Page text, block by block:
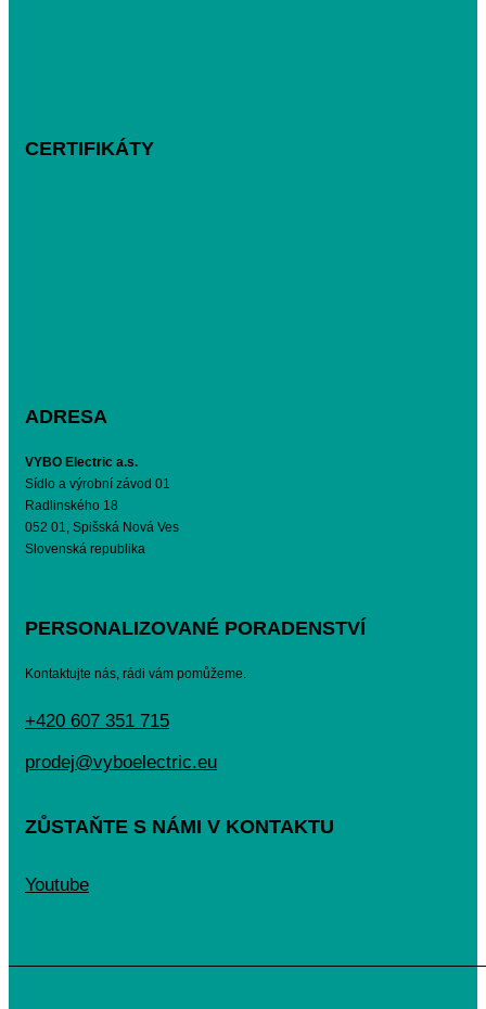
CERTIFIKÁTY
ADRESA
VYBO Electric a.s.
Sídlo a výrobní závod 01
Radlinského 18
052 01, Spišská Nová Ves
Slovenská republika
PERSONALIZOVANÉ PORADENSTVÍ
Kontaktujte nás, rádi vám pomůžeme.
+420 607 351 715
prodej@vyboelectric.eu
ZŮSTAŇTE S NÁMI V KONTAKTU
Youtube